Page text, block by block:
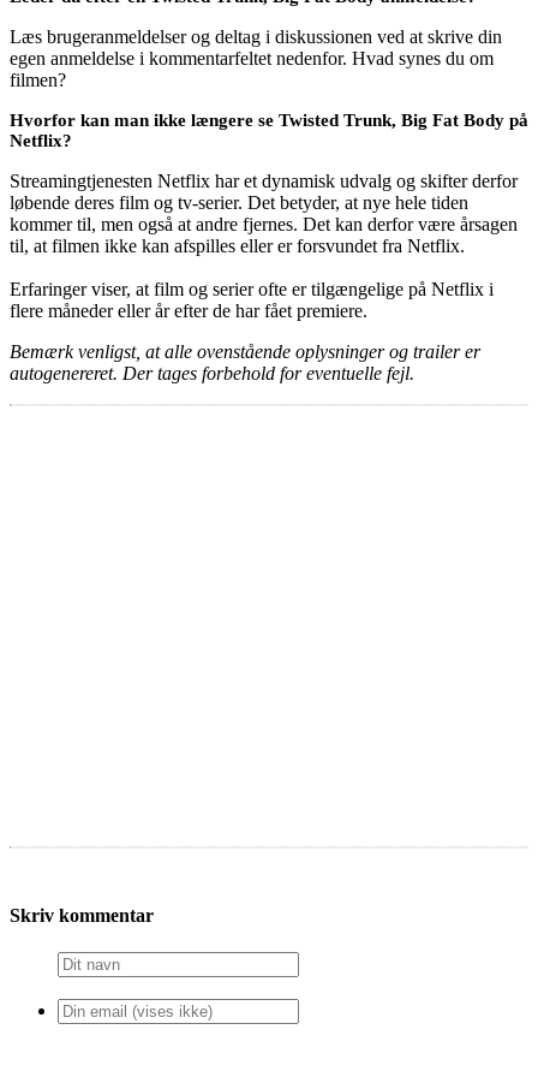
Læs brugeranmeldelser og deltag i diskussionen ved at skrive din
egen anmeldelse i kommentarfeltet nedenfor. Hvad synes du om
filmen?
Hvorfor kan man ikke længere se Twisted Trunk, Big Fat Body på
Netflix?
Streamingtjenesten Netflix har et dynamisk udvalg og skifter derfor
løbende deres film og tv-serier. Det betyder, at nye hele tiden
kommer til, men også at andre fjernes. Det kan derfor være årsagen
til, at filmen ikke kan afspilles eller er forsvundet fra Netflix.
Erfaringer viser, at film og serier ofte er tilgængelige på Netflix i
flere måneder eller år efter de har fået premiere.
Bemærk venligst, at alle ovenstående oplysninger og trailer er
autogenereret. Der tages forbehold for eventuelle fejl.
Skriv kommentar